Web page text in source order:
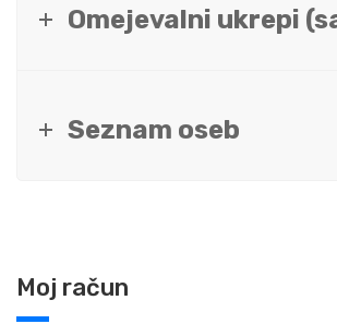
Omejevalni ukrepi
Seznam oseb
Moj račun